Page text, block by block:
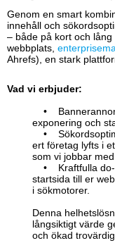
Genom en smart
innehåll och
– både på kort och
webbplats,
Ahrefs), en stark
Vad vi erbjuder:
•
exponering och
•
ert företag lyfts i
som vi jobbar
•
Kraftfulla
startsida till er
i sökmotorer.
Denna
långsiktigt värde
och ökad